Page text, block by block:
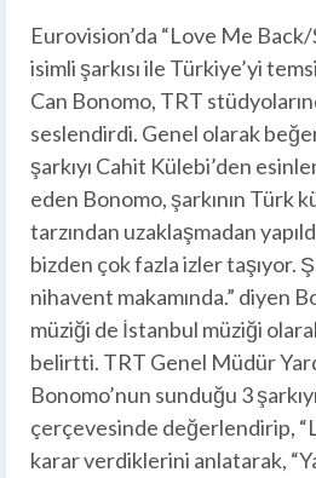
Eurovision’da “Love Me
isimli şarkısı ile Türkiye’yi
Can Bonomo, TRT
seslendirdi. Genel olarak
şarkıyı Cahit Külebi’den
eden Bonomo, şarkının Türk
tarzından uzaklaşmadan
bizden çok fazla izler taşıyor.
nihavent makamında.” diyen
müziği de İstanbul müziği
belirtti. TRT Genel Müdür
Bonomo’nun sunduğu 3
çerçevesinde değerlendirip,
karar verdiklerini anlatarak,